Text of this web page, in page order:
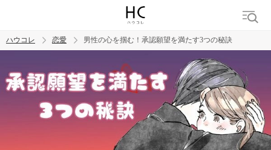
トレンド ワード
ハウコレ 恋愛 男性の心を掴む！承認願望を満たす3つの秘訣